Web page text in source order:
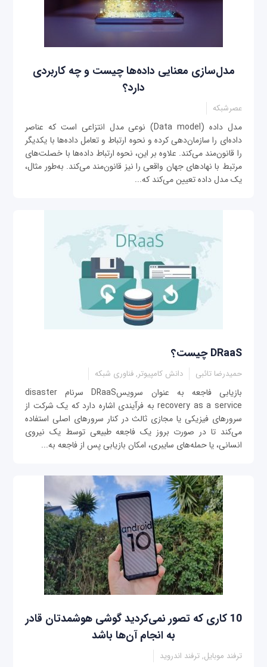
مدل‌سازی معنایی داده‌ها چیست و چه کاربردی
دارد؟
عصرشبکه
مدل داده (Data model) نوعی مدل انتزاعی است که عناصر
داده‌ای را سازمان‌دهی کرده و نحوه ارتباط و تعامل داده‌ها با یکدیگر
را قانون‌مند می‌کند. علاوه بر این، نحوه ارتباط داده‌ها با خصلت‌های
مرتبط با نهادهای جهان واقعی را نیز قانون‌مند می‌کند. به‌طور مثال،
یک مدل داده تعیین می‌کند که...
DRaaS چیست؟
حمیدرضا تائبی دانش کامپیوتر, فناوری شبکه
بازیابی فاجعه به عنوان سرویسDRaaS سرنام disaster
recovery as a service به فرآیندی اشاره دارد که یک شرکت از
سرورهای فیزیکی یا مجازی ثالث در کنار سرورهای اصلی استفاده
می‌کند تا در صورت بروز یک فاجعه طبیعی توسط یک نیروی
انسانی، یا حمله‌های سایبری، امکان بازیابی پس از فاجعه به...
10 کاری که تصور نمی‌کردید گوشی هوشمدتان قادر
به انجام آن‌ها باشد
ترفند موبایل, ترفند اندروید